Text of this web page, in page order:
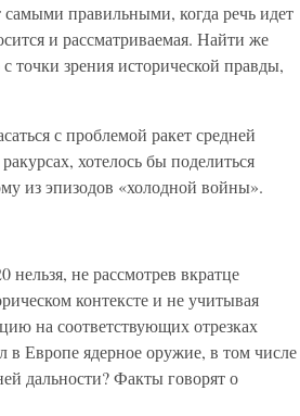
правильными, когда речь идет
и рассматриваемая. Найти же
точки зрения исторической правды,
с проблемой ракет средней
хотелось бы поделиться
из эпизодов «холодной войны».
не рассмотрев вкратце
контексте и не учитывая
на соответствующих отрезках
в Европе ядерное оружие, в том числе
дальности? Факты говорят о